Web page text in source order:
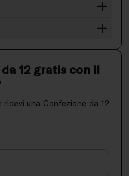
12 gratis con il
una Confezione da 12